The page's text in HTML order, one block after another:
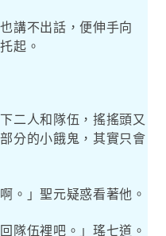
講不出話，便伸手向
起。
二人和隊伍，搖搖頭又
分的小餓鬼，其實只會
。」聖元疑惑看著他。
隊伍裡吧。」瑤七道。